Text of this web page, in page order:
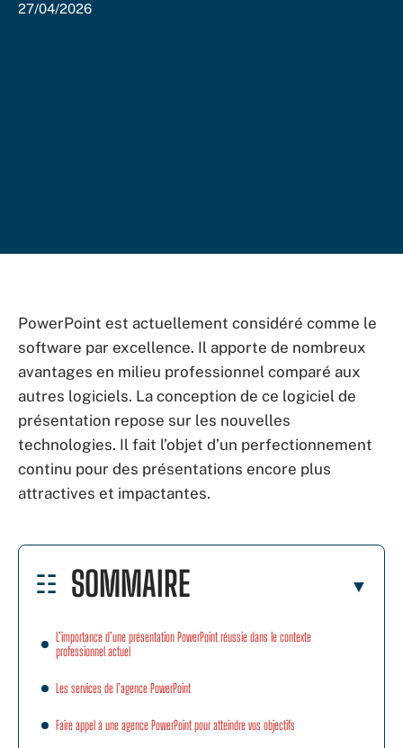
27/04/2026
PowerPoint est actuellement considéré comme le
software par excellence. Il apporte de nombreux
avantages en milieu professionnel comparé aux
autres logiciels. La conception de ce logiciel de
présentation repose sur les nouvelles
technologies. Il fait l’objet d’un perfectionnement
continu pour des présentations encore plus
attractives et impactantes.
SOMMAIRE
L’importance d’une présentation PowerPoint réussie dans le contexte
professionnel actuel
Les services de l’agence PowerPoint
Faire appel à une agence PowerPoint pour atteindre vos objectifs